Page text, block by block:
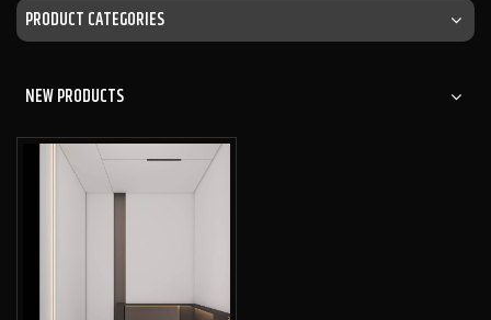
PRODUCT CATEGORIES
NEW PRODUCTS